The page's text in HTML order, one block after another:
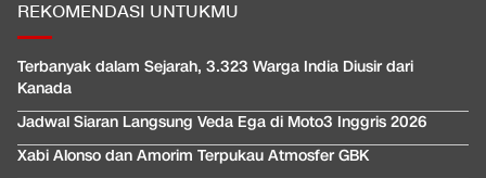
REKOMENDASI UNTUKMU
Terbanyak dalam Sejarah, 3.323 Warga India Diusir dari
Kanada
Jadwal Siaran Langsung Veda Ega di Moto3 Inggris 2026
Xabi Alonso dan Amorim Terpukau Atmosfer GBK